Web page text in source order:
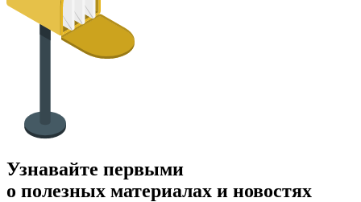
Узнавайте первыми
о полезных материалах и новостях